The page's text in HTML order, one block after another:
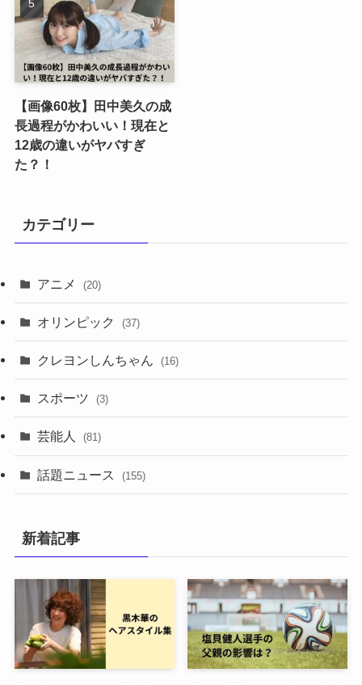
【画像60枚】田中美久の成
長過程がかわいい！現在と
12歳の違いがヤバすぎ
た？！
カテゴリー
アニメ (20)
オリンピック (37)
クレヨンしんちゃん (16)
スポーツ (3)
芸能人 (81)
話題ニュース (155)
新着記事